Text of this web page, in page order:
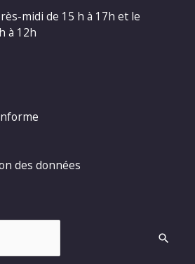
midi de 15 h à 17h et le
à 12h
des données